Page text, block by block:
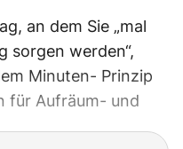
an dem Sie „mal
sorgen werden“,
Minuten- Prinzip
für Aufräum- und